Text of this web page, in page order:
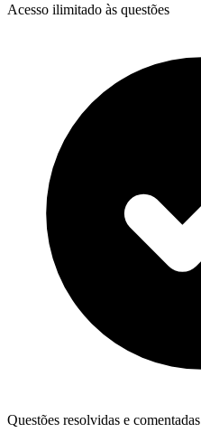
Acesso ilimitado às questões
Questões resolvidas e comentadas